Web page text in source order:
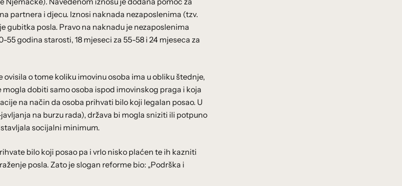
partnera i djecu. Iznosi naknada nezaposlenima (tzv.
gubitka posla. Pravo na naknadu je nezaposlenima
godina starosti, 18 mjeseci za 55-58 i 24 mjeseca za
ovisila o tome koliku imovinu osoba ima u obliku štednje,
dobiti samo osoba ispod imovinskog praga i koja
na način da osoba prihvati bilo koji legalan posao. U
na burzu rada), država bi mogla sniziti ili potpuno
socijalni minimum.
bilo koji posao pa i vrlo nisko plaćen te ih kazniti
posla. Zato je slogan reforme bio: „Podrška i